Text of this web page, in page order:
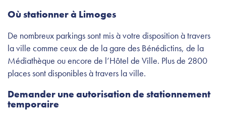
Où stationner à Limoges
De nombreux parkings sont mis à votre disposition à travers
la ville comme ceux de de la gare des Bénédictins, de la
Médiathèque ou encore de l’Hôtel de Ville. Plus de 2800
places sont disponibles à travers la ville.
Demander une autorisation de stationnement
temporaire